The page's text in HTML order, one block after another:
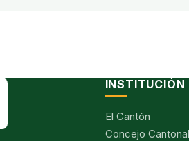
INSTITUCIÓN
El Cantón
Concejo Cantonal